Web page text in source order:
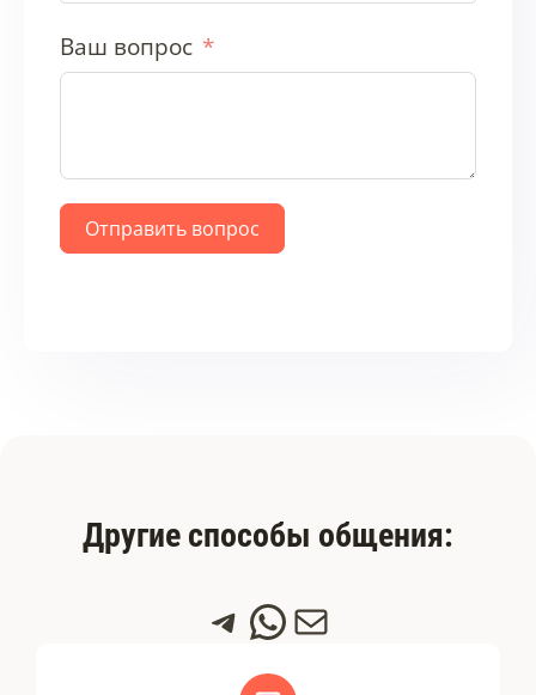
Ваш вопрос
Отправить вопрос
Другие способы общения:
Telegram WhatsApp Почта